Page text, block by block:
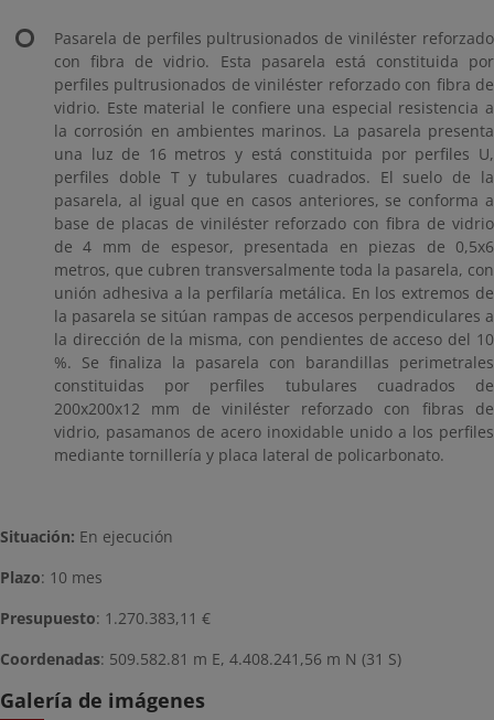
Pasarela de perfiles pultrusionados de viniléster reforzado
con fibra de vidrio. Esta pasarela está constituida por
perfiles pultrusionados de viniléster reforzado con fibra de
vidrio. Este material le confiere una especial resistencia a
la corrosión en ambientes marinos. La pasarela presenta
una luz de 16 metros y está constituida por perfiles U,
perfiles doble T y tubulares cuadrados. El suelo de la
pasarela, al igual que en casos anteriores, se conforma a
base de placas de viniléster reforzado con fibra de vidrio
de 4 mm de espesor, presentada en piezas de 0,5x6
metros, que cubren transversalmente toda la pasarela, con
unión adhesiva a la perfilaría metálica. En los extremos de
la pasarela se sitúan rampas de accesos perpendiculares a
la dirección de la misma, con pendientes de acceso del 10
%. Se finaliza la pasarela con barandillas perimetrales
constituidas por perfiles tubulares cuadrados de
200x200x12 mm de viniléster reforzado con fibras de
vidrio, pasamanos de acero inoxidable unido a los perfiles
mediante tornillería y placa lateral de policarbonato.
Situación: En ejecución
Plazo: 10 mes
Presupuesto: 1.270.383,11 €
Coordenadas: 509.582.81 m E, 4.408.241,56 m N (31 S)
Galería de imágenes